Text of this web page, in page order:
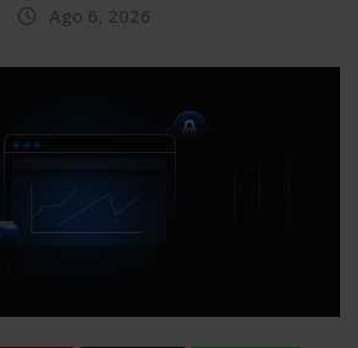
Ago 6, 2026